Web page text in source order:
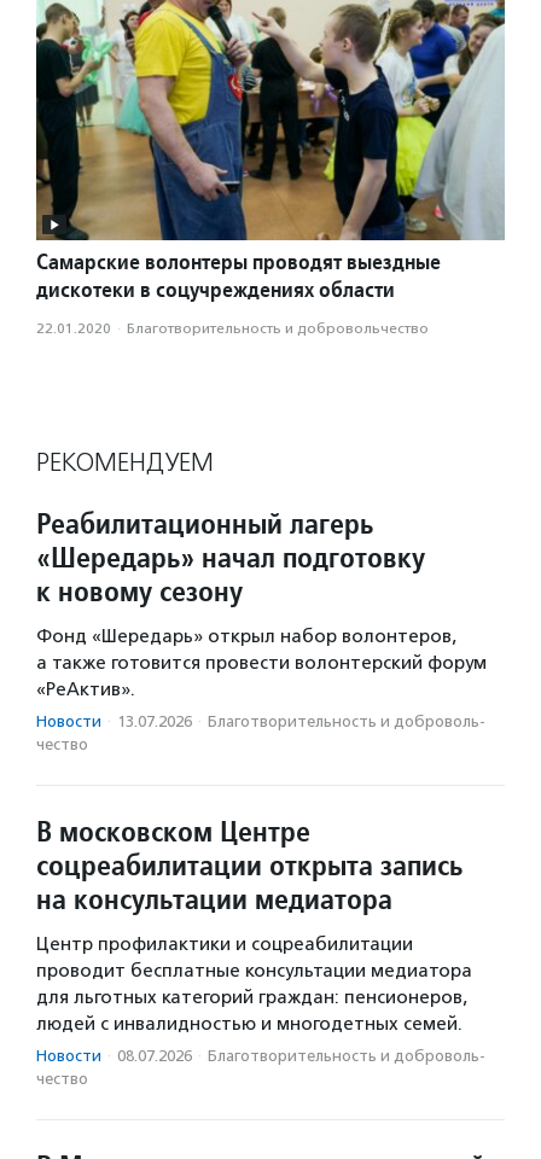
Самарские волонтеры проводят выездные
дискотеки в соцучреждениях области
22.01.2020 · Благотвори­тель­ность и доброволь­чест­во
РЕКОМЕНДУЕМ
Реабилитационный лагерь
«Шередарь» начал подготовку
к новому сезону
Фонд «Шередарь» открыл набор волонтеров,
а также готовится провести волонтерский форум
«РеАктив».
Новости · 13.07.2026 · Благотвори­тель­ность и доброволь­
чест­во
В московском Центре
соцреабилитации открыта запись
на консультации медиатора
Центр профилактики и соцреабилитации
проводит бесплатные консультации медиатора
для льготных категорий граждан: пенсионеров,
людей с инвалидностью и многодетных семей.
Новости · 08.07.2026 · Благотвори­тель­ность и доброволь­
чест­во